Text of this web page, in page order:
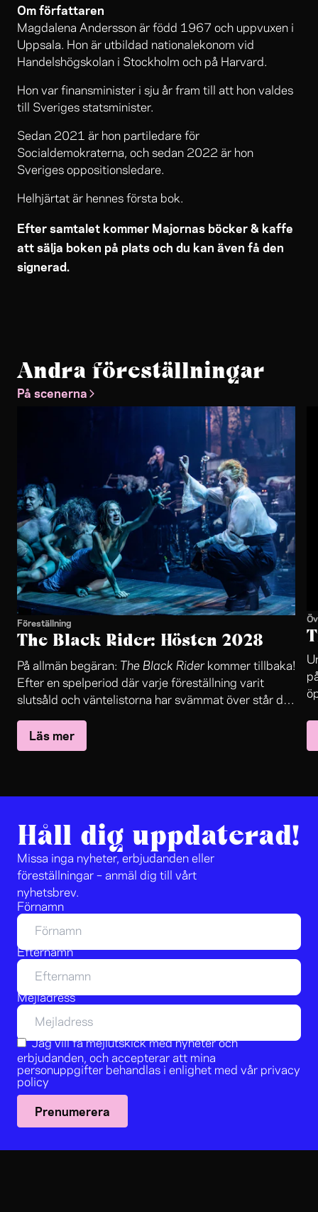
Om författaren
Magdalena Andersson är född 1967 och uppvuxen i
Uppsala. Hon är utbildad nationalekonom vid
Handelshögskolan i Stockholm och på Harvard.
Hon var finansminister i sju år fram till att hon valdes
till Sveriges statsminister.
Sedan 2021 är hon partiledare för
Socialdemokraterna, och sedan 2022 är hon
Sveriges oppositionsledare.
Helhjärtat är hennes första bok.
Efter samtalet kommer Majornas böcker & kaffe
att sälja boken på plats och du kan även få den
signerad.
Andra föreställningar
På scenerna
Föreställning
The Black Rider: Hösten 2028
På allmän begäran: The Black Riderkommer tillbaka!
Efter en spelperiod där varje föreställning varit
slutsåld och väntelistorna har svämmat över står det
nu klart:The Black Rider
stora scen.
Läs mer
Håll dig uppdaterad!
Missa inga nyheter, erbjudanden eller
föreställningar – anmäl dig till vårt
nyhetsbrev.
Förnamn
Efternamn
Mejladress
Jag vill få mejlutskick med nyheter och
erbjudanden, och accepterar att mina
personuppgifter behandlas i enlighet med vår privacy
policy
Prenumerera